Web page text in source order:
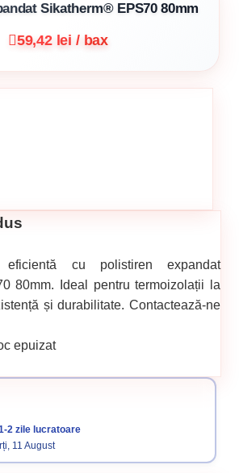
Sikatherm® EPS70 80mm
59,42 lei / bax
eficientă cu polistiren expandat
80mm. Ideal pentru termoizolații la
și durabilitate. Contactează-ne
epuizat
2 zile lucratoare
11 August